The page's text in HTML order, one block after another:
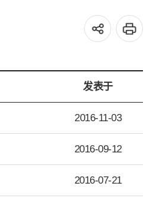
发表于
2016-11-03
2016-09-12
2016-07-21